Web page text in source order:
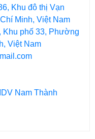
Khu đô thị Vạn
Minh, Việt Nam
Khu phố 33, Phường
Việt Nam
Nam Thành